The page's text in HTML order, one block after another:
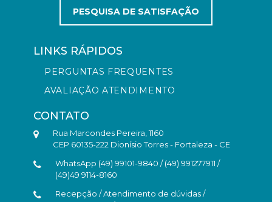
PESQUISA DE SATISFAÇÃO
LINKS RÁPIDOS
PERGUNTAS FREQUENTES
AVALIAÇÃO ATENDIMENTO
CONTATO
Rua Marcondes Pereira, 1160
CEP 60135-222 Dionísio Torres - Fortaleza - CE
WhatsApp (49) 99101-9840 / (49) 991277911 /
(49)49 9114-8160
Recepção / Atendimento de dúvidas /